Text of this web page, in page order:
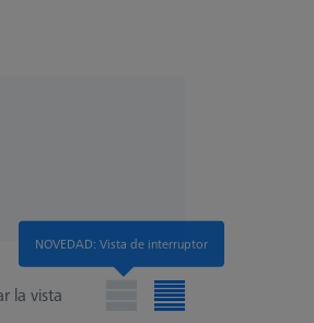
la vista
NOVEDAD: Vista de interruptor